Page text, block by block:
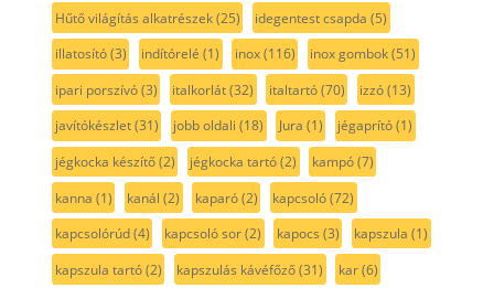
Hűtő világítás alkatrészek(25) idegentest csapda (5)
illatosító(3) indítórelé (1) inox(116) inox gombok(51)
ipari porszívó(3) italkorlát(32) italtartó(70) izzó(13)
javítókészlet(31) jobb oldali (18) Jura (1) jégaprító(1)
jégkocka készítő(2) jégkocka tartó(2) kampó(7)
kanna (1) kanál (2) kaparó(2) kapcsoló(72)
kapcsolórúd(4) kapcsoló sor(2) kapocs (3) kapszula (1)
kapszula tartó(2) kapszulás kávéfőző(31) kar(6)